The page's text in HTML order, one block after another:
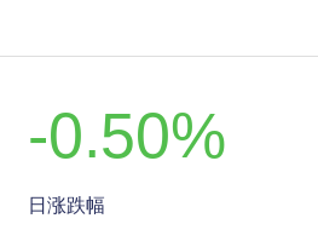
-0.50%
日涨跌幅